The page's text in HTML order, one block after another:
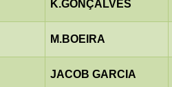
K.GONÇALVES
M.BOEIRA
JACOB GARCIA